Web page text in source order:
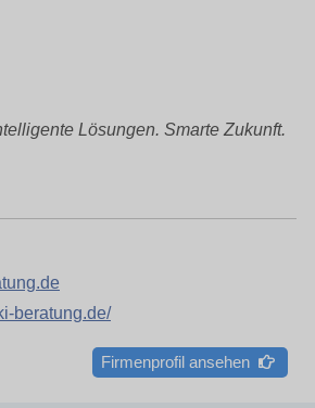
Lösungen. Smarte Zukunft.
beratung.de/
Firmenprofil ansehen